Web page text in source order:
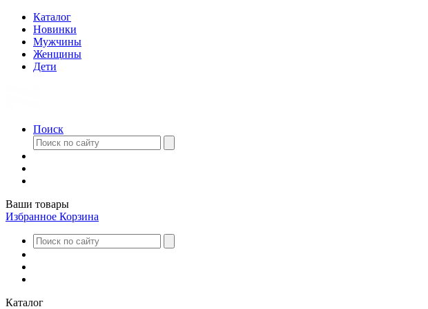
Каталог
Новинки
Мужчины
Женщины
Дети
Поиск
Ваши товары
Избранное Корзина
Каталог